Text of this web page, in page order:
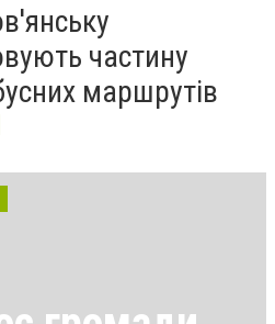
частину
маршрутів